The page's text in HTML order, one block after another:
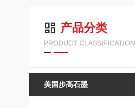
产品分类
PRODUCT CLASSIFICATION
美国步高石墨